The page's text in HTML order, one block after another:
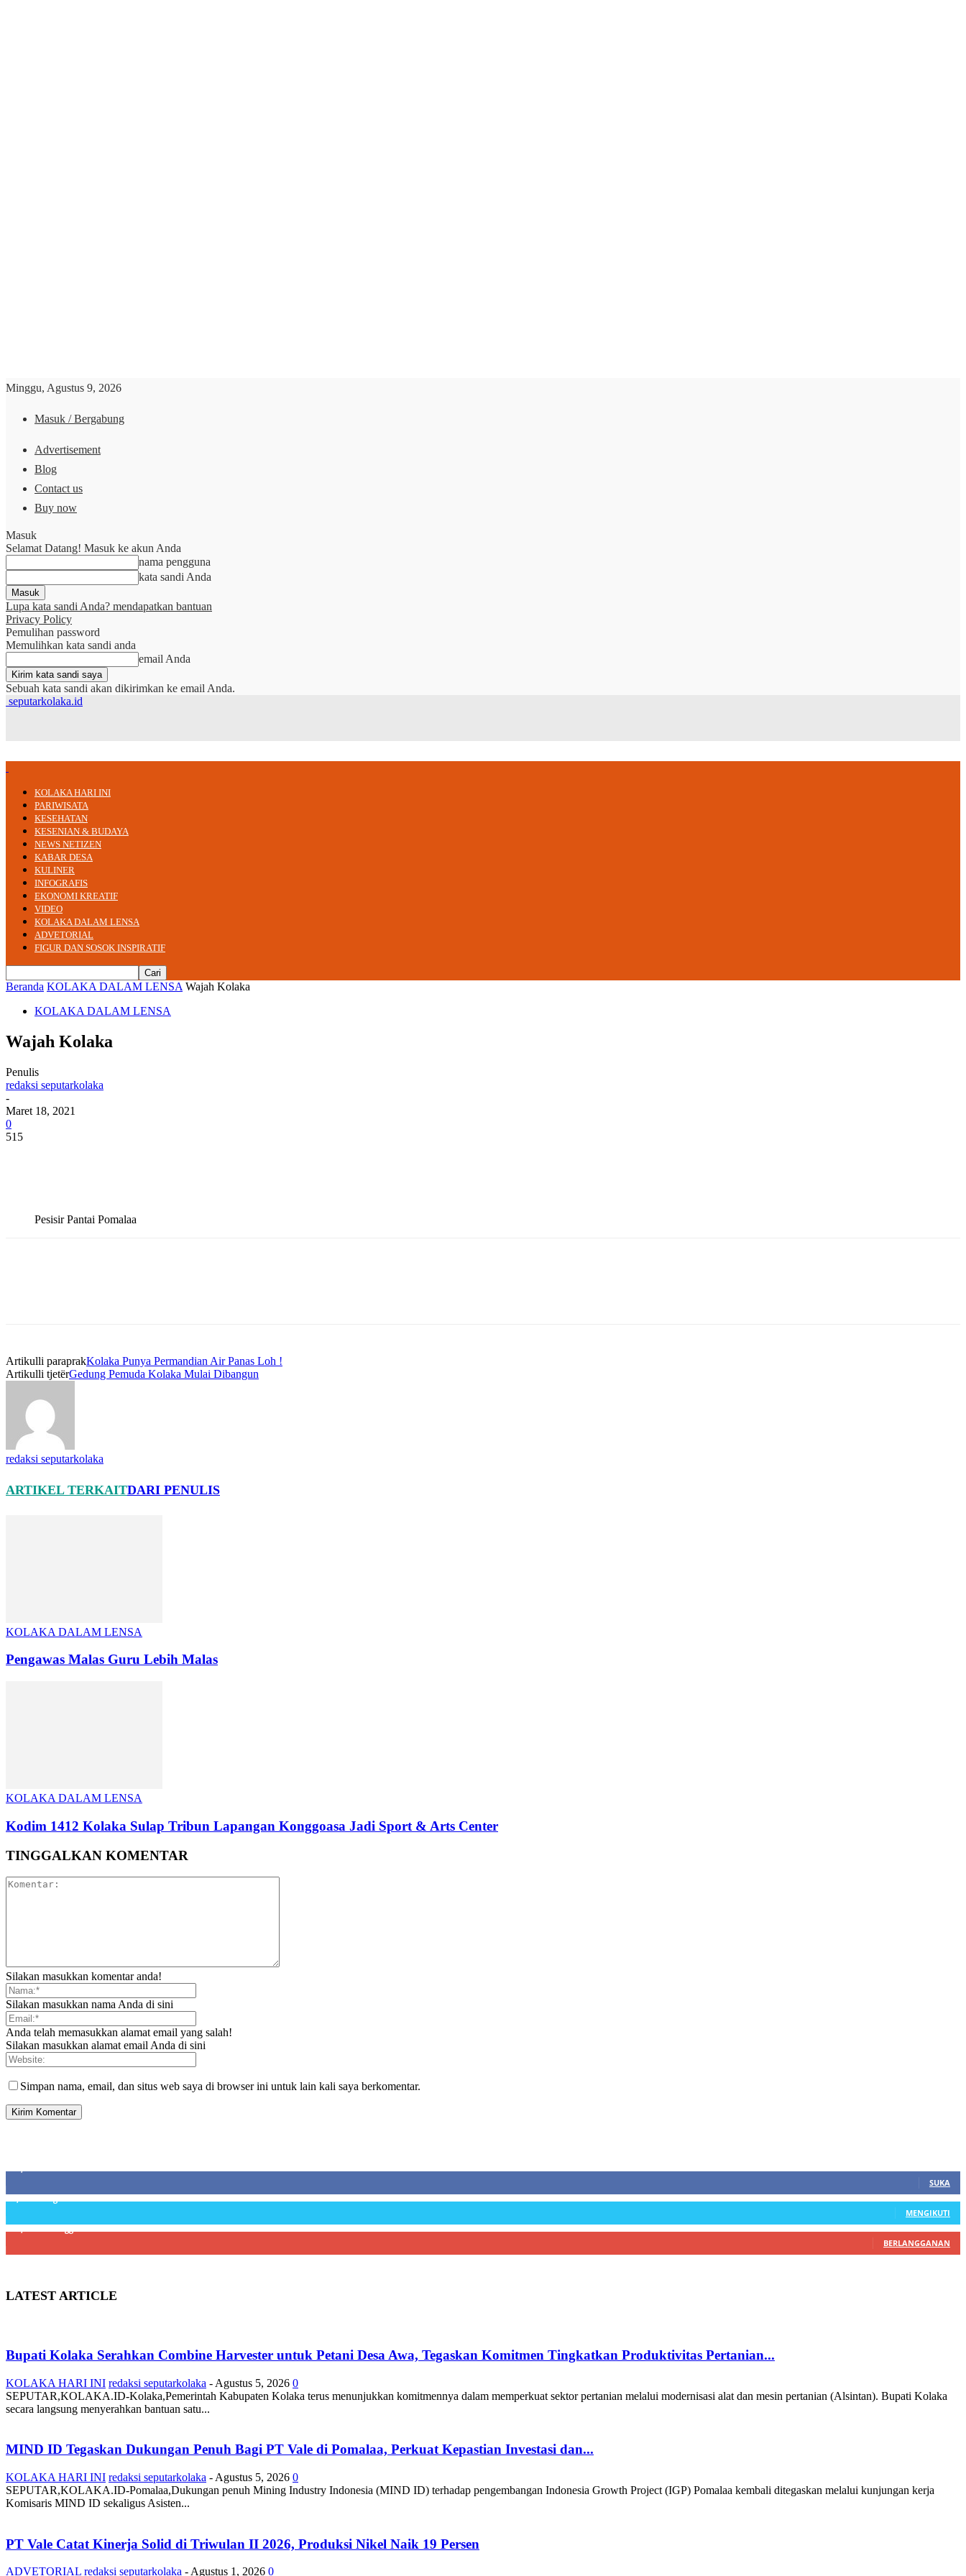
Minggu, Agustus 9, 2026
Masuk / Bergabung
Advertisement
Blog
Contact us
Buy now
Masuk
Selamat Datang! Masuk ke akun Anda
nama pengguna
kata sandi Anda
Lupa kata sandi Anda? mendapatkan bantuan
Privacy Policy
Pemulihan password
Memulihkan kata sandi anda
email Anda
Sebuah kata sandi akan dikirimkan ke email Anda.
seputarkolaka.id
KOLAKA HARI INI
PARIWISATA
KESEHATAN
KESENIAN & BUDAYA
NEWS NETIZEN
KABAR DESA
KULINER
INFOGRAFIS
EKONOMI KREATIF
VIDEO
KOLAKA DALAM LENSA
ADVETORIAL
FIGUR DAN SOSOK INSPIRATIF
Beranda KOLAKA DALAM LENSA Wajah Kolaka
KOLAKA DALAM LENSA
Wajah Kolaka
Penulis
redaksi seputarkolaka
-
Maret 18, 2021
0
515
Pesisir Pantai Pomalaa
Artikulli paraprakKolaka Punya Permandian Air Panas Loh !
Artikulli tjetërGedung Pemuda Kolaka Mulai Dibangun
redaksi seputarkolaka
ARTIKEL TERKAITDARI PENULIS
KOLAKA DALAM LENSA
Pengawas Malas Guru Lebih Malas
KOLAKA DALAM LENSA
Kodim 1412 Kolaka Sulap Tribun Lapangan Konggoasa Jadi Sport & Arts Center
TINGGALKAN KOMENTAR
Silakan masukkan komentar anda!
Silakan masukkan nama Anda di sini
Anda telah memasukkan alamat email yang salah!
Silakan masukkan alamat email Anda di sini
Simpan nama, email, dan situs web saya di browser ini untuk lain kali saya berkomentar.
SUKA
MENGIKUTI
BERLANGGANAN
LATEST ARTICLE
Bupati Kolaka Serahkan Combine Harvester untuk Petani Desa Awa, Tegaskan Komitmen Tingkatkan Produktivitas Pertanian...
KOLAKA HARI INI redaksi seputarkolaka - Agustus 5, 2026 0
SEPUTAR,KOLAKA.ID-Kolaka,Pemerintah Kabupaten Kolaka terus menunjukkan komitmennya dalam memperkuat sektor pertanian melalui modernisasi alat dan mesin pertanian (Alsintan). Bupati Kolaka
secara langsung menyerahkan bantuan satu...
MIND ID Tegaskan Dukungan Penuh Bagi PT Vale di Pomalaa, Perkuat Kepastian Investasi dan...
KOLAKA HARI INI redaksi seputarkolaka - Agustus 5, 2026 0
SEPUTAR,KOLAKA.ID-Pomalaa,Dukungan penuh Mining Industry Indonesia (MIND ID) terhadap pengembangan Indonesia Growth Project (IGP) Pomalaa kembali ditegaskan melalui kunjungan kerja
Komisaris MIND ID sekaligus Asisten...
PT Vale Catat Kinerja Solid di Triwulan II 2026, Produksi Nikel Naik 19 Persen
ADVETORIAL redaksi seputarkolaka -Agustus 1, 2026 0